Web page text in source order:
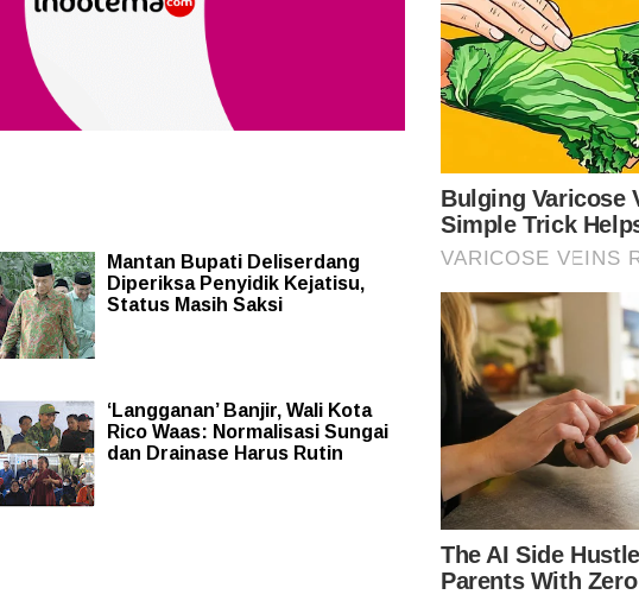
Mantan Bupati Deliserdang
Diperiksa Penyidik Kejatisu,
Status Masih Saksi
‘Langganan’ Banjir, Wali Kota
Rico Waas: Normalisasi Sungai
dan Drainase Harus Rutin